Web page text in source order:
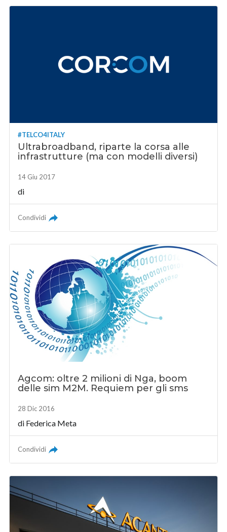
#TELCO4ITALY
Ultrabroadband, riparte la corsa alle
infrastrutture (ma con modelli diversi)
14 Giu 2017
di
Condividi
Agcom: oltre 2 milioni di Nga, boom
delle sim M2M. Requiem per gli sms
28 Dic 2016
di Federica Meta
Condividi